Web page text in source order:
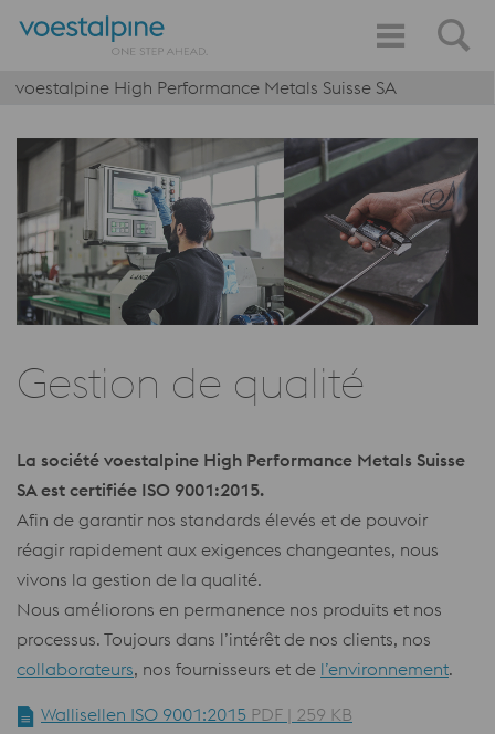
voestalpine High Performance Metals Suisse SA
Gestion de qualité
La société voestalpine High Performance Metals Suisse
SA est certifiée ISO 9001:2015.
Afin de garantir nos standards élevés et de pouvoir
réagir rapidement aux exigences changeantes, nous
vivons la gestion de la qualité.
Nous améliorons en permanence nos produits et nos
processus. Toujours dans l’intérêt de nos clients, nos
collaborateurs, nos fournisseurs et de l’environnement.
Wallisellen ISO 9001:2015 PDF | 259 KB